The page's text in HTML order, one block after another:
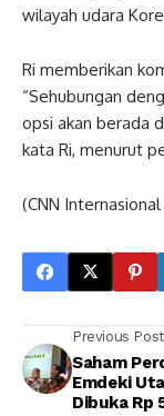
wilayah udara
Ri memberikan
“Sehubungan
opsi akan berada
kata Ri, menurut
(CNN
Previous Post
Saham
Emdeki
Dibuka Rp